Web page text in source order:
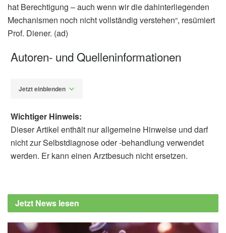
hat Berechtigung – auch wenn wir die dahinterliegenden
Mechanismen noch nicht vollständig verstehen“, resümiert
Prof. Diener. (ad)
Autoren- und Quelleninformationen
Jetzt einblenden
(DGN): Placebos verbesserten das Befinden
bei Patienten mit chronischen
Wichtiger Hinweis:
Dieser Artikel enthält nur allgemeine Hinweise und darf
nicht zur Selbstdiagnose oder -behandlung verwendet
werden. Er kann einen Arztbesuch nicht ersetzen.
Jetzt News lesen